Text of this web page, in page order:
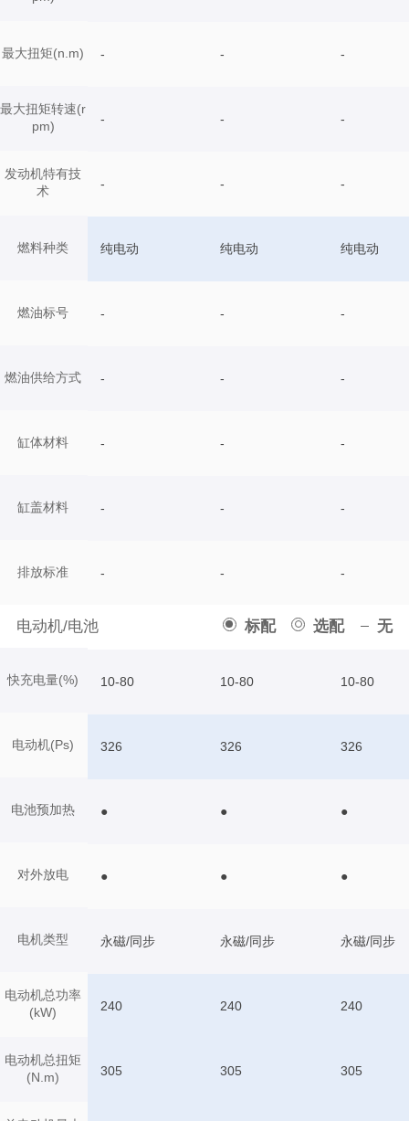
最大扭矩(n.m)
最大扭矩转速(r
pm)
发动机特有技
术
燃料种类
燃油标号
燃油供给方式
缸体材料
缸盖材料
排放标准
电动机/电池 标配 选配 无
快充电量(%)
电动机(Ps)
电池预加热
对外放电
电机类型
电动机总功率
(kW)
电动机总扭矩
(N.m)
- - -
- - -
- - -
纯电动 纯电动 纯电动
- - -
- - -
- - -
- - -
- - -
10-80 10-80 10-80
326 326 326
● ● ●
● ● ●
永磁/同步 永磁/同步 永磁/同步
240 240 240
305 305 305